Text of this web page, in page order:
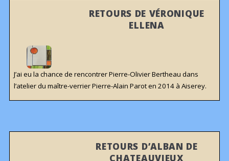
RETOURS DE VÉRONIQUE
ELLENA
J’ai eu la chance de rencontrer Pierre-Olivier Bertheau dans
l’atelier du maître-verrier Pierre-Alain Parot en 2014 à Aiserey.
RETOURS D’ALBAN DE
CHATEAUVIEUX